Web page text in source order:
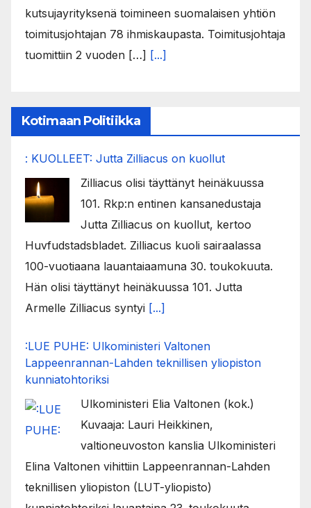
kutsujayrityksenä toimineen suomalaisen yhtiön
toimitusjohtajan 78 ihmiskaupasta. Toimitusjohtaja
tuomittiin 2 vuoden […] [...]
Kotimaan Politiikka
: KUOLLEET: Jutta Zilliacus on kuollut
Zilliacus olisi täyttänyt heinäkuussa
101. Rkp:n entinen kansanedustaja
Jutta Zilliacus on kuollut, kertoo
Huvfudstadsbladet. Zilliacus kuoli sairaalassa
100-vuotiaana lauantaiaamuna 30. toukokuuta.
Hän olisi täyttänyt heinäkuussa 101. Jutta
Armelle Zilliacus syntyi [...]
:LUE PUHE: Ulkoministeri Valtonen
Lappeenrannan-Lahden teknillisen yliopiston
kunniatohtoriksi
Ulkoministeri Elia Valtonen (kok.)
Kuvaaja: Lauri Heikkinen,
valtioneuvoston kanslia Ulkoministeri
Elina Valtonen vihittiin Lappeenrannan-Lahden
teknillisen yliopiston (LUT-yliopisto)